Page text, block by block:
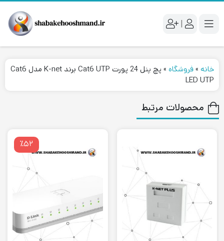
|
خانه »فروشگاه »
پچ پنل 24 پورت Cat6 UTP برند K-net مدل Cat6
LED UTP
محصولات مرتبط
٪۵۲